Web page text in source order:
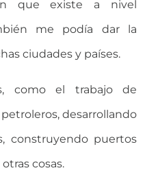
que existe a nivel
me podía dar la
ciudades y países.
como el trabajo de
desarrollando
construyendo puertos
cosas.